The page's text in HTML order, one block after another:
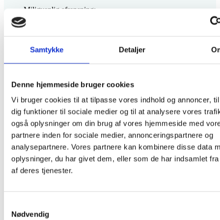
Samtykke Detaljer
Denne hjemmeside bruger cookies
Vi bruger cookies til at tilpasse vores indhold og annoncer,
dig funktioner til sociale medier og til at analysere vores
også oplysninger om din brug af vores hjemmeside med
partnere inden for sociale medier, annonceringspartnere og
analysepartnere. Vores partnere kan kombinere disse data
oplysninger, du har givet dem, eller som de har indsamlet
af deres tjenester.
Nødvendig
Miljøvenlig afrensning:
Vi bruger miljøvenlige produkter og metoder, der både skåner
bygninger og miljøet.
Vores team er veluddannet og vi garanterer en høj kvalitet af
vores arbejde hver gang. Vi har de bedste maskiner og er
specialister i at indstille dem, derved sikrer vi perfekt og
unødig ventetid.
Erfarne fagfolk:
Vi har mange års erfaring i branchen bl.a. som underafdeling i
Nordfyns Industri ved vi, hvad der skal til for at opnå de
bedste resultater.
Attraktive Priser:
Vi tilbyder fornuftige priser uden at gå på kompromis med
service og kvalitet.
Vi vurderer først opgaven:
En af vores eksperter kommer ud og vurderer din facade og
behov, så vi kan planlægge den bedste fremgangsmåde.